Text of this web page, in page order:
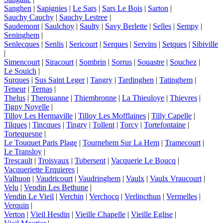
Sanghen | Sapignies | Le Sars | Sars Le Bois | Sarton |
Sauchy Cauchy | Sauchy Lestree |
Saudemont | Saulchoy | Saulty | Savy Berlette | Selles | Sempy |
Seninghem |
Senlecques | Senlis | Sericourt | Serques | Servins | Setques | Sibiville
|
Simencourt | Siracourt | Sombrin | Sorrus | Souastre | Souchez |
Le Souich |
Surques | Sus Saint Leger | Tangry | Tardinghen | Tatinghem |
Teneur | Ternas |
Thelus | Therouanne | Thiembronne | La Thieuloye | Thievres |
Tigny Noyelle |
Tilloy Les Hermaville | Tilloy Les Mofflaines | Tilly Capelle |
Tilques | Tincques | Tingry | Tollent | Torcy | Tortefontaine |
Tortequesne |
Le Touquet Paris Plage | Tournehem Sur La Hem | Tramecourt |
Le Transloy |
Trescault | Troisvaux | Tubersent | Vacquerie Le Boucq |
Vacqueriette Erquieres |
Valhuon | Vaudricourt | Vaudringhem | Vaulx | Vaulx Vraucourt |
Velu | Vendin Les Bethune |
Vendin Le Vieil | Verchin | Verchocq | Verlincthun | Vermelles |
Verquin |
Verton | Vieil Hesdin | Vieille Chapelle | Vieille Eglise |